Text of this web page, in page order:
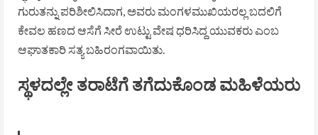
ಗುರುತನ್ನು ಪರಿಶೀಲಿಸಿದಾಗ, ಅವರು ಮಂಗಳಮುಖಿಯರಲ್ಲ ಬದಲಿಗೆ
ಕೇವಲ ಹಣದ ಆಸೆಗೆ ಸೀರೆ ಉಟ್ಟು ವೇಷ ಧರಿಸಿದ್ದ ಯುವಕರು ಎಂಬ
ಆಘಾತಕಾರಿ ಸತ್ಯ ಬಹಿರಂಗವಾಯಿತು.
ಸ್ಥಳದಲ್ಲೇ ತರಾಟೆಗೆ ತಗೆದುಕೊಂಡ ಮಹಿಳೆಯರು